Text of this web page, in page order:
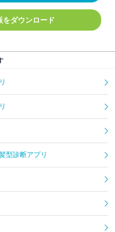
ダウンロード
型診断アプリ